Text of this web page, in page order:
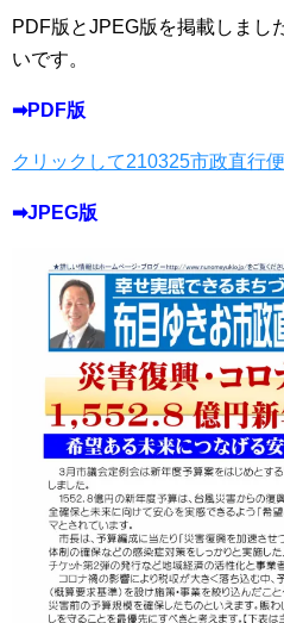
PDF版とJPEG版を掲載しまし
いです。
➡PDF版
クリックして210325市政直行
➡JPEG版